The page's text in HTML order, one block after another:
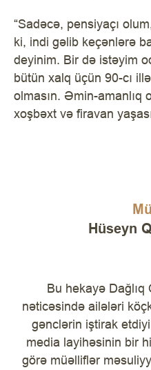
“Sadəcə, pensiyaçı
ki, indi gəlib keçənlərə
deyinim. Bir də istəyim
bütün xalq üçün 90-cı
olmasın. Əmin-amanlıq
xoşbəxt və firavan
Hüseyn
Bu hekayə
nəticəsində ailələri
gənclərin iştirak
media layihəsinin bir
görə müəlliflər